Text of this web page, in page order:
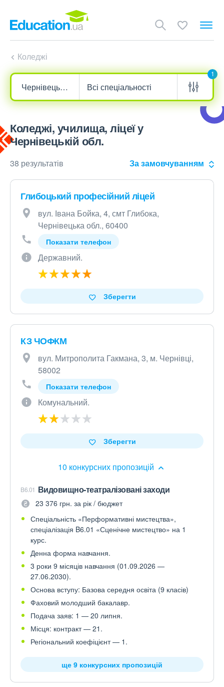
Коледжі
1
Коледжі, училища, ліцеї у
Чернівецькій обл.
38 результатів За замовчуванням
Глибоцький професійний ліцей
вул. Івана Бойка, 4, смт Глибока,
Чернівецька обл., 60400
Показати телефон
Державний.
Зберегти
КЗ ЧОФКМ
вул. Митрополита Гакмана, 3, м. Чернівці,
58002
Показати телефон
Комунальний.
10 конкурсних пропозицій
Зберегти
B6.01 Видовищно-театралізовані заходи
23 376 грн. за рік / бюджет
Спеціальність «Перформативні мистецтва»,
спеціалізація B6.01 «Сценічне мистецтво» на 1
курс.
Денна форма навчання.
3 роки 9 місяців навчання (01.09.2026 —
27.06.2030).
Основа вступу: Базова середня освіта (9 класів)
Фаховий молодший бакалавр.
Подача заяв: 1 — 20 липня.
Місця: контракт — 21.
Регіональний коефіцієнт — 1.
ще 9 конкурсних пропозицій